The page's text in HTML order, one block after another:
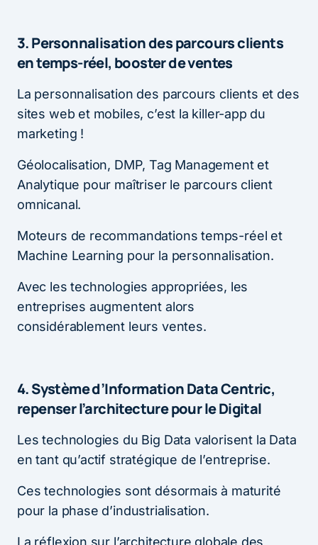
3. Personnalisation des parcours clients
en temps-réel, booster de ventes
La personnalisation des parcours clients et des
sites web et mobiles, c’est la killer-app du
marketing !
Géolocalisation, DMP, Tag Management et
Analytique pour maîtriser le parcours client
omnicanal.
Moteurs de recommandations temps-réel et
Machine Learning pour la personnalisation.
Avec les technologies appropriées, les
entreprises augmentent alors
considérablement leurs ventes.
4. Système d’Information Data Centric,
repenser l’architecture pour le Digital
Les technologies du Big Data valorisent la Data
en tant qu’actif stratégique de l’entreprise.
Ces technologies sont désormais à maturité
pour la phase d’industrialisation.